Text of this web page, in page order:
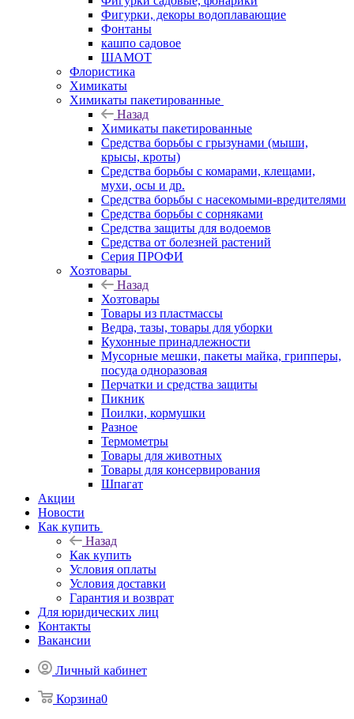
Фигурки, декоры водоплавающие
Фонтаны
кашпо садовое
ШАМОТ
Флористика
Химикаты
Химикаты пакетированные
Назад
Химикаты пакетированные
Средства борьбы с грызунами (мыши,
крысы, кроты)
Средства борьбы с комарами, клещами,
мухи, осы и др.
Средства борьбы с насекомыми-вредителями
Средства борьбы с сорняками
Средства защиты для водоемов
Средства от болезней растений
Серия ПРОФИ
Хозтовары
Назад
Хозтовары
Товары из пластмассы
Ведра, тазы, товары для уборки
Кухонные принадлежности
Мусорные мешки, пакеты майка, грипперы,
посуда одноразовая
Перчатки и средства защиты
Пикник
Поилки, кормушки
Разное
Термометры
Товары для животных
Товары для консервирования
Шпагат
Акции
Новости
Как купить
Назад
Как купить
Условия оплаты
Условия доставки
Гарантия и возврат
Для юридических лиц
Контакты
Вакансии
Личный кабинет
Корзина0